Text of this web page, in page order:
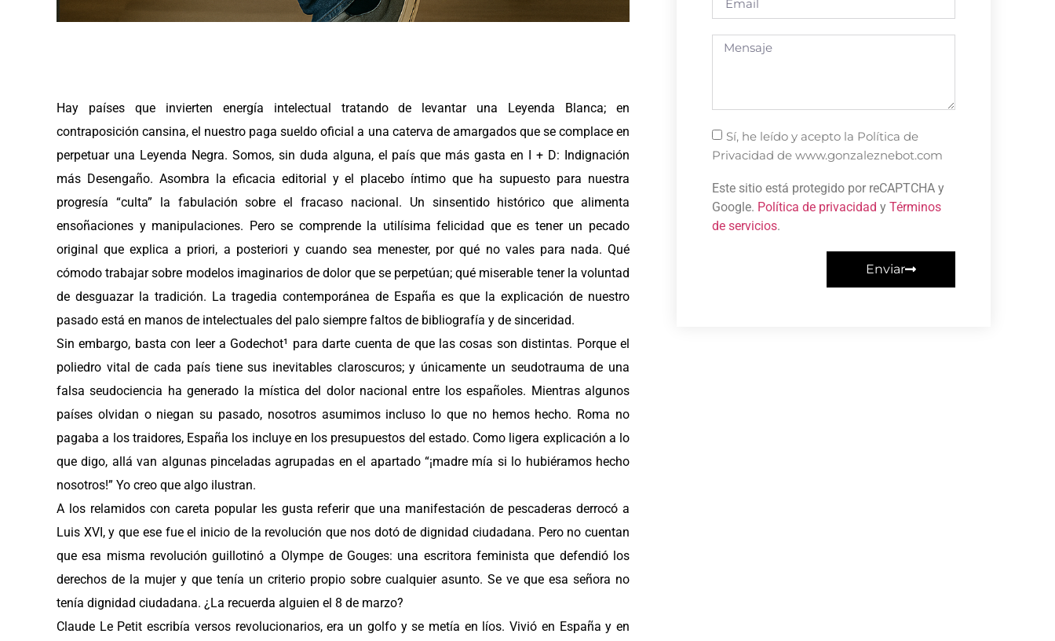
Hay países que invierten energía intelectual tratando de levantar una Leyenda Blanca; en
contraposición cansina, el nuestro paga sueldo oficial a una caterva de amargados que se complace en
perpetuar una Leyenda Negra. Somos, sin duda alguna, el país que más gasta en I + D: Indignación
más Desengaño. Asombra la eficacia editorial y el placebo íntimo que ha supuesto para nuestra
progresía “culta” la fabulación sobre el fracaso nacional. Un sinsentido histórico que alimenta
ensoñaciones y manipulaciones. Pero se comprende la utilísima felicidad que es tener un pecado
original que explica a priori, a posteriori y cuando sea menester, por qué no vales para nada. Qué
cómodo trabajar sobre modelos imaginarios de dolor que se perpetúan; qué miserable tener la voluntad
de desguazar la tradición. La tragedia contemporánea de España es que la explicación de nuestro
pasado está en manos de intelectuales del palo siempre faltos de bibliografía y de sinceridad.
Sin embargo, basta con leer a Godechot¹ para darte cuenta de que las cosas son distintas. Porque el
poliedro vital de cada país tiene sus inevitables claroscuros; y únicamente un seudotrauma de una
falsa seudociencia ha generado la mística del dolor nacional entre los españoles. Mientras algunos
países olvidan o niegan su pasado, nosotros asumimos incluso lo que no hemos hecho. Roma no
pagaba a los traidores, España los incluye en los presupuestos del estado. Como ligera explicación a lo
que digo, allá van algunas pinceladas agrupadas en el apartado “¡madre mía si lo hubiéramos hecho
nosotros!” Yo creo que algo ilustran.
A los relamidos con careta popular les gusta referir que una manifestación de pescaderas derrocó a
Luis XVI, y que ese fue el inicio de la revolución que nos dotó de dignidad ciudadana. Pero no cuentan
que esa misma revolución guillotinó a Olympe de Gouges: una escritora feminista que defendió los
derechos de la mujer y que tenía un criterio propio sobre cualquier asunto. Se ve que esa señora no
tenía dignidad ciudadana. ¿La recuerda alguien el 8 de marzo?
Claude Le Petit escribía versos revolucionarios, era un golfo y se metía en líos. Vivió en España y en
Sí, he leído y acepto la Política de
Privacidad de www.gonzaleznebot.com
Este sitio está protegido por reCAPTCHA y
Google. Política de privacidad y Términos
de servicios.
Enviar